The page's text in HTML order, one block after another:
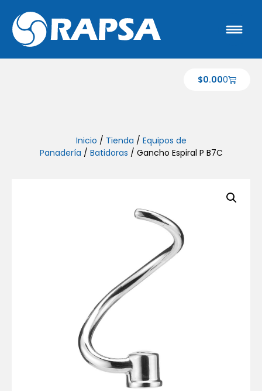
$0.000
Inicio / Tienda / Equipos de
Panadería / Batidoras / Gancho Espiral P B7C